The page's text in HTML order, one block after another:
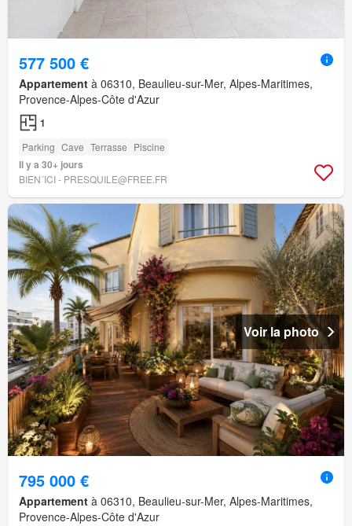
577 500 €
Appartement à 06310, Beaulieu-sur-Mer, Alpes-Maritimes,
Provence-Alpes-Côte d'Azur
1
Parking Cave Terrasse Piscine
Il y a 30+ jours
BIEN´ICI - PRESQUILE@FREE.FR
Voir la photo
795 000 €
Appartement à 06310, Beaulieu-sur-Mer, Alpes-Maritimes,
Provence-Alpes-Côte d'Azur